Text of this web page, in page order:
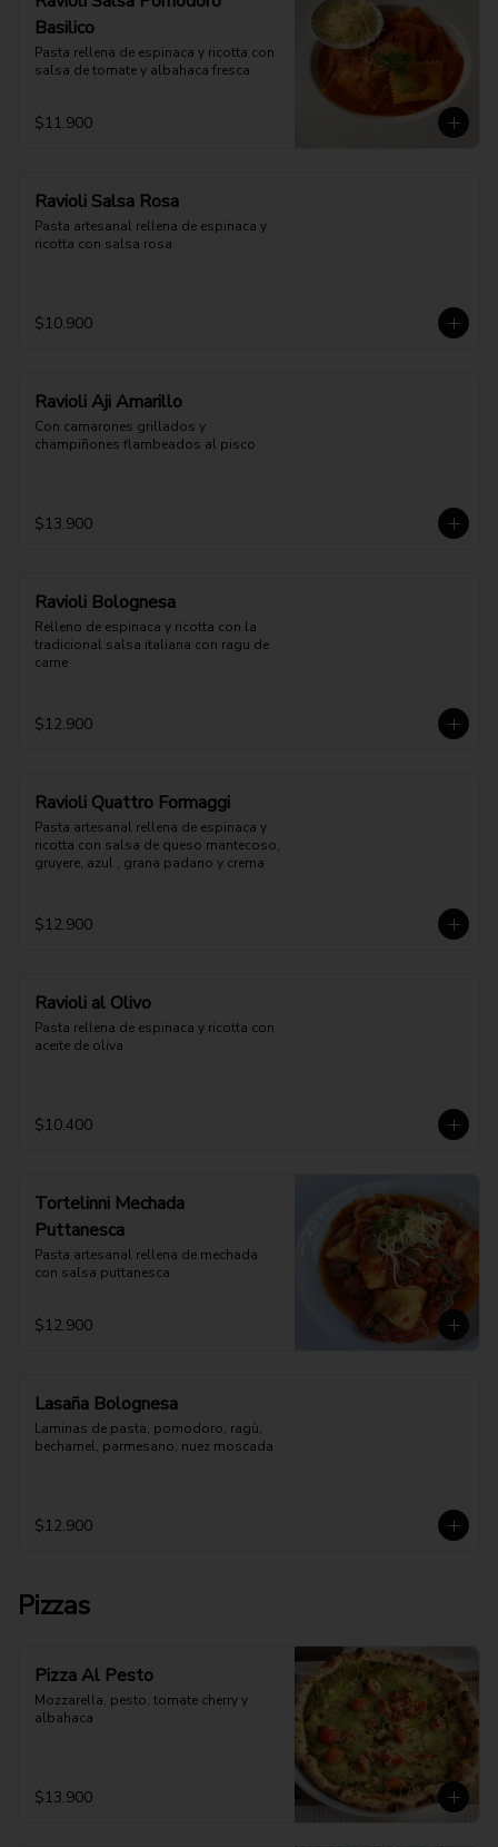
Basilico
Pasta rellena de espinaca y ricotta con
salsa de tomate y albahaca fresca
$11.900
Ravioli Salsa Rosa
Pasta artesanal rellena de espinaca y
ricotta con salsa rosa
$10.900
Ravioli Aji Amarillo
Con camarones grillados y
champiñones flambeados al pisco
$13.900
Ravioli Bolognesa
Relleno de espinaca y ricotta con la
tradicional salsa italiana con ragu de
carne
$12.900
Ravioli Quattro Formaggi
Pasta artesanal rellena de espinaca y
ricotta con salsa de queso mantecoso,
gruyere, azul , grana padano y crema
$12.900
Ravioli al Olivo
Pasta rellena de espinaca y ricotta con
aceite de oliva
$10.400
Tortelinni Mechada
Puttanesca
Pasta artesanal rellena de mechada
con salsa puttanesca
$12.900
Lasaña Bolognesa
Laminas de pasta, pomodoro, ragù,
bechamel, parmesano, nuez moscada
$12.900
Pizzas
Pizza Al Pesto
Mozzarella, pesto, tomate cherry y
albahaca
$13.900